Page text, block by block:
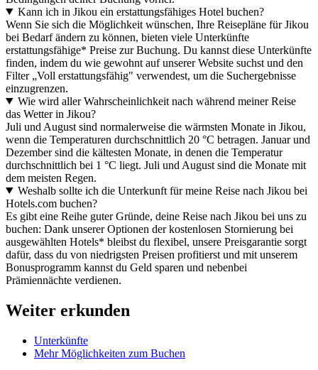
Kann ich in Jikou ein erstattungsfähiges Hotel buchen?
Wenn Sie sich die Möglichkeit wünschen, Ihre Reisepläne für Jikou
bei Bedarf ändern zu können, bieten viele Unterkünfte
erstattungsfähige* Preise zur Buchung. Du kannst diese Unterkünfte
finden, indem du wie gewohnt auf unserer Website suchst und den
Filter „Voll erstattungsfähig" verwendest, um die Suchergebnisse
einzugrenzen.
Wie wird aller Wahrscheinlichkeit nach während meiner Reise
das Wetter in Jikou?
Juli und August sind normalerweise die wärmsten Monate in Jikou,
wenn die Temperaturen durchschnittlich 20 °C betragen. Januar und
Dezember sind die kältesten Monate, in denen die Temperatur
durchschnittlich bei 1 °C liegt. Juli und August sind die Monate mit
dem meisten Regen.
Weshalb sollte ich die Unterkunft für meine Reise nach Jikou bei
Hotels.com buchen?
Es gibt eine Reihe guter Gründe, deine Reise nach Jikou bei uns zu
buchen: Dank unserer Optionen der kostenlosen Stornierung bei
ausgewählten Hotels* bleibst du flexibel, unsere Preisgarantie sorgt
dafür, dass du von niedrigsten Preisen profitierst und mit unserem
Bonusprogramm kannst du Geld sparen und nebenbei
Prämiennächte verdienen.
Weiter erkunden
Unterkünfte
Mehr Möglichkeiten zum Buchen